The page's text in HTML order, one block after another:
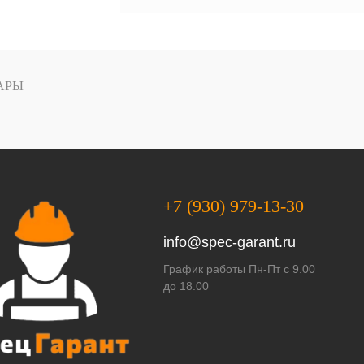
+7 (930) 979-13-30
info@spec-garant.ru
График работы Пн-Пт с 9.00
до 18.00